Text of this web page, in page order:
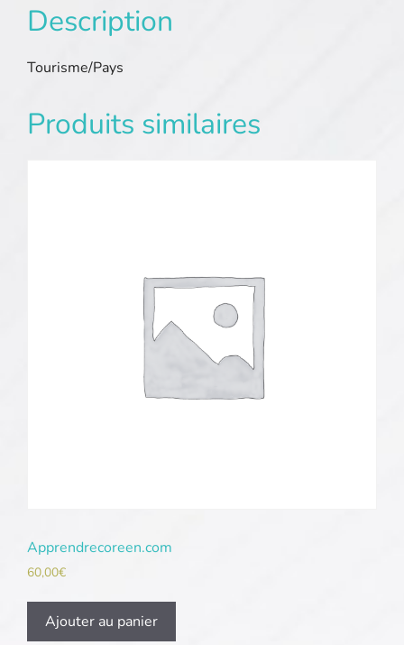
Description
Tourisme/Pays
Produits similaires
Apprendrecoreen.com
60,00€
Ajouter au panier